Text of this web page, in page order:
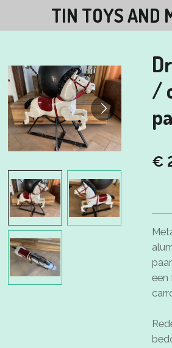
direct
hoofdinhoud
TIN TOYS AND
/
€
een